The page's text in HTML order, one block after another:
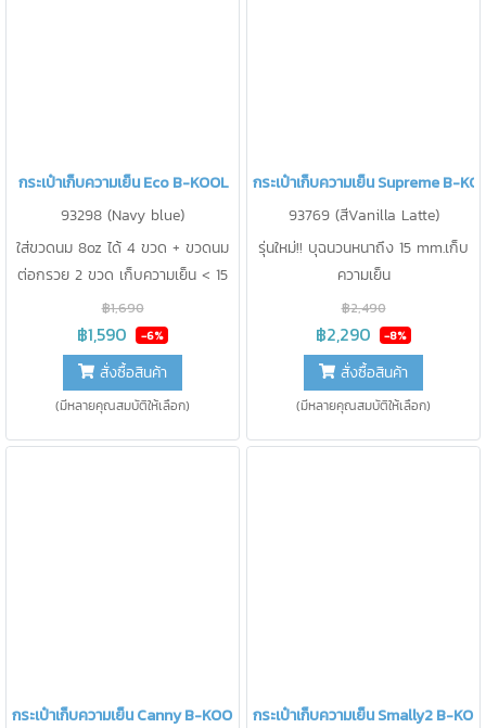
กระเป๋าเก็บความเย็น Eco B-KOOL
93298 (Navy blue)
ใส่ขวดนม 8oz ได้ 4 ขวด + ขวดนม
ต่อกรวย 2 ขวด เก็บความเย็น < 15
องศา นาน 16 ชม.
฿1,690
฿1,590 -6%
สั่งซื้อสินค้า
(มีหลายคุณสมบัติให้เลือก)
กระเป๋าเก็บความเย็น Supreme B-
93769 (สีVanilla Latte)
รุ่นใหม่!! บุฉนวนหนาถึง 15 mm.เก็บ
ความเย็น
฿2,490
฿2,290 -8%
สั่งซื้อสินค้า
(มีหลายคุณสมบัติให้เลือก)
กระเป๋าเก็บความเย็น Canny B-KOOL
กระเป๋าเก็บความเย็น Smally2 B-